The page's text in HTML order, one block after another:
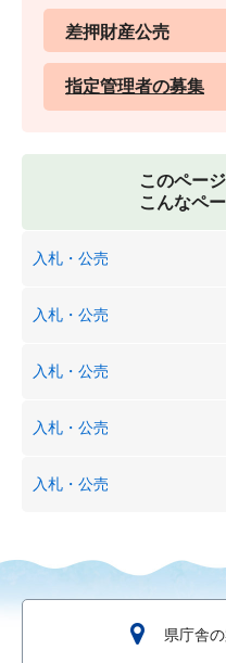
差押財産公売
指定管理者の募集
このペー
こんなペ
入札・公売
入札・公売
入札・公売
入札・公売
入札・公売
県庁舎